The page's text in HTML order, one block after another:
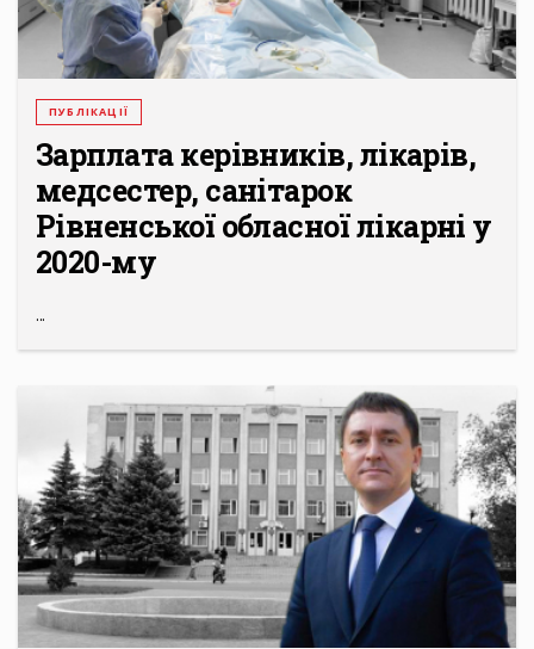
ПУБЛІКАЦІЇ
Зарплата керівників, лікарів,
медсестер, санітарок
Рівненської обласної лікарні у
2020-му
...